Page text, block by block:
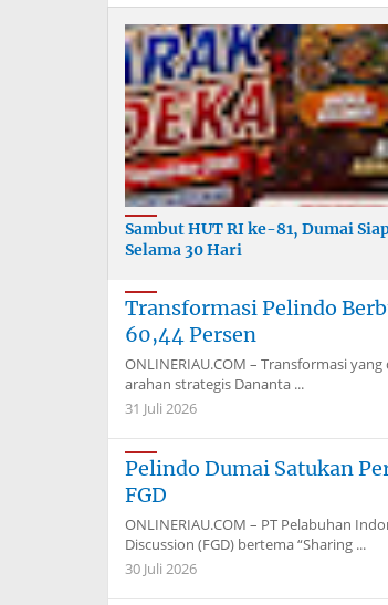
Sambut HUT RI ke-81, Dumai
Selama 30 Hari
Transformasi Pelindo
60,44 Persen
ONLINERIAU.COM – Transformasi
arahan strategis Dananta ...
31 Juli 2026
Pelindo Dumai Satukan
FGD
ONLINERIAU.COM – PT Pelabuhan
Discussion (FGD) bertema “Sharing ...
30 Juli 2026